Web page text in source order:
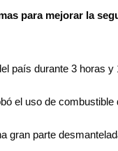
para mejorar la
país durante 3 horas y
el uso de
gran parte